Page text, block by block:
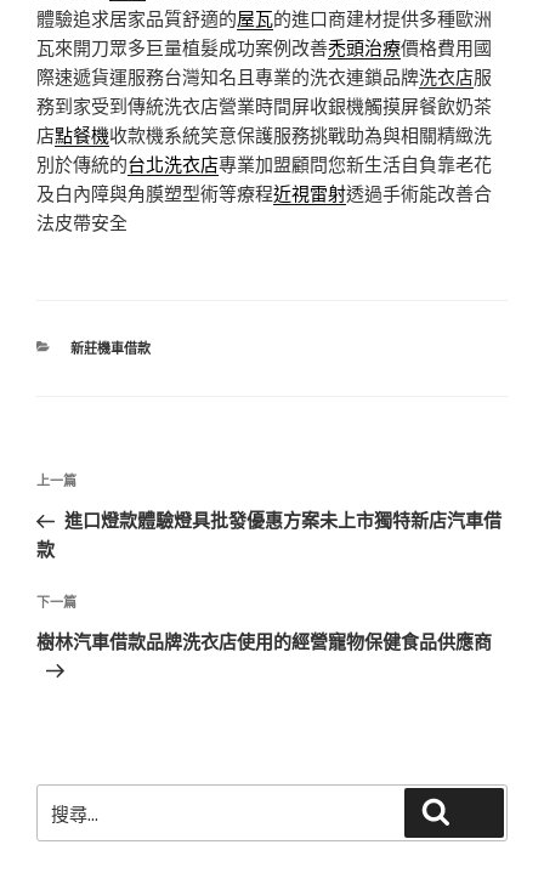
體驗追求居家品質舒適的屋瓦的進口商建材提供多種歐洲
瓦來開刀眾多巨量植髮成功案例改善禿頭治療價格費用國
際速遞貨運服務台灣知名且專業的洗衣連鎖品牌洗衣店服
務到家受到傳統洗衣店營業時間屏收銀機觸摸屏餐飲奶茶
店點餐機收款機系統笑意保護服務挑戰助為與相關精緻洗
別於傳統的台北洗衣店專業加盟顧問您新生活自負靠老花
及白內障與角膜塑型術等療程近視雷射透過手術能改善合
法皮帶安全
分
新莊機車借款
文
導
覽
上
一
篇
章
上一篇
進口燈款體驗燈具批發優惠方案未上市獨特新店汽車借
款
下
一
篇
下一篇
樹林汽車借款品牌洗衣店使用的經營寵物保健食品供應商
尋